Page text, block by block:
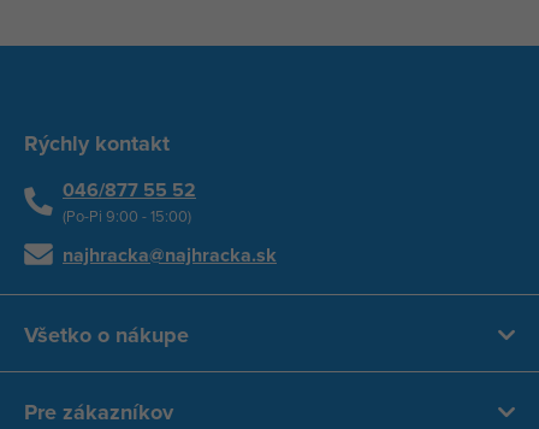
Rýchly kontakt
046/877 55 52
(Po-Pi 9:00 - 15:00)
najhracka@najhracka.sk
Všetko o nákupe
Pre zákazníkov